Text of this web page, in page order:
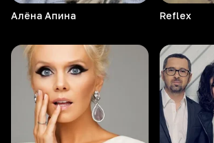
Алёна Апина Reflex